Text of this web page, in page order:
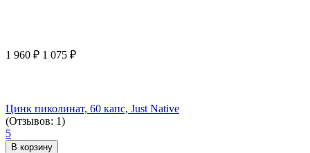
1 960 ₽ 1 075 ₽
Цинк пиколинат, 60 капс, Just Native
(Отзывов: 1)
5
В корзину